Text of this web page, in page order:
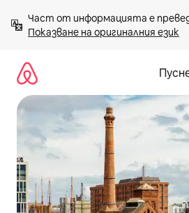
към
съдържанието
Показване на оригиналния език